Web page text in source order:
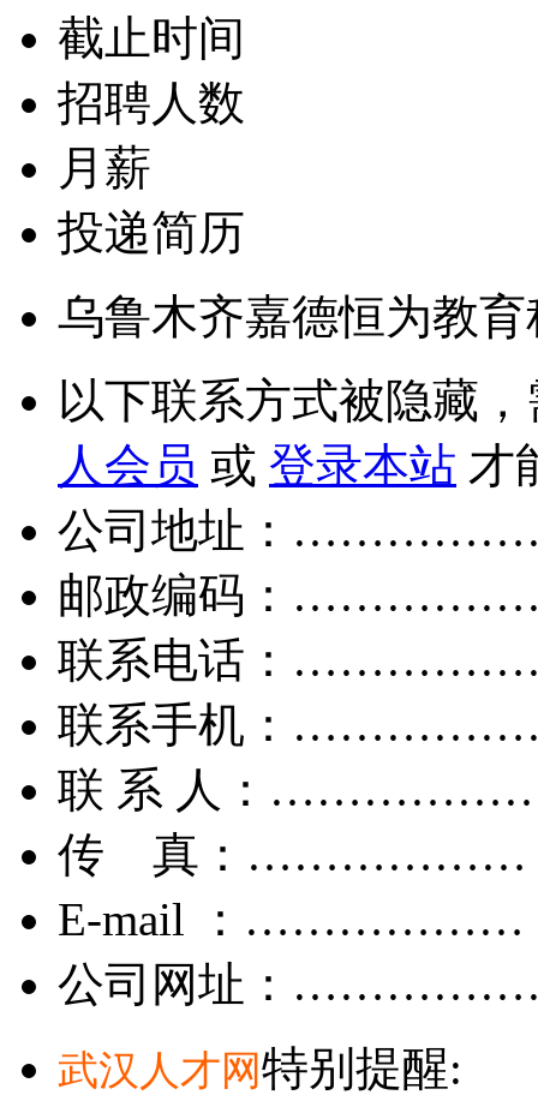
截止时间
招聘人数
月薪
投递简历
乌鲁木齐嘉德恒为教
以下联系方式被隐藏
人会员 或 登录本站 才
公司地址：
邮政编码：
联系电话：
联系手机：
联 系 人：
传 真：………………
E-mail ：………………
公司网址：
武汉人才网特别提醒: